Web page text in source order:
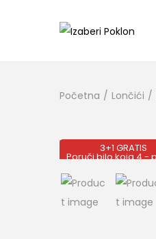
Početna / Lončići /